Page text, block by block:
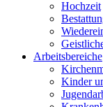
Hochzeit
Arbeitsbereiche
Kinder